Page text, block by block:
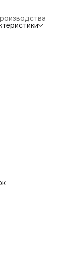
подходит
и как